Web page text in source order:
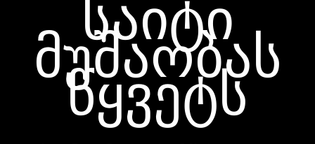
საიტი
მუშაობას
წყვეტს